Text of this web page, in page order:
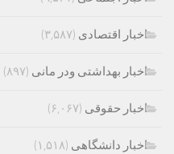
اخبار اقتصادی (۳,۵۸۷)
اخبار بهداشتی ودر مانی (۸۹۷)
اخبار حقوقی (۶,۰۶۷)
اخبار دانشگاهی (۱,۵۱۸)